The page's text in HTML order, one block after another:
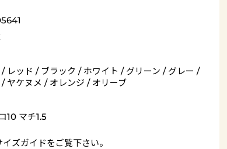
レッド / ブラック / ホワイト / グリーン / グレー /
ヤケヌメ / オレンジ / オリーブ
10 マチ1.5
イズガイドをご覧下さい。